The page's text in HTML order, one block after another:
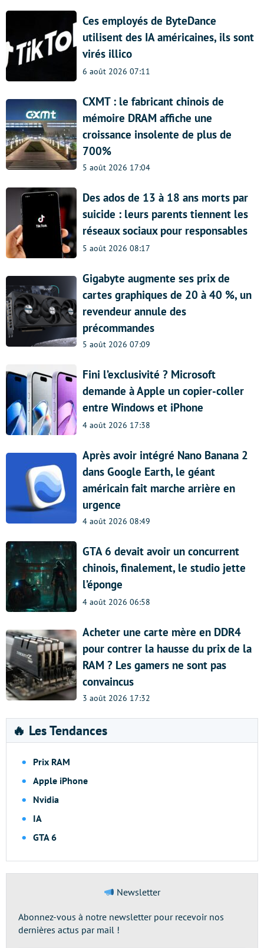
Ces employés de ByteDance
utilisent des IA américaines, ils sont
virés illico
6 août 2026 07:11
CXMT : le fabricant chinois de
mémoire DRAM affiche une
croissance insolente de plus de
700%
5 août 2026 17:04
Des ados de 13 à 18 ans morts par
suicide : leurs parents tiennent les
réseaux sociaux pour responsables
5 août 2026 08:17
Gigabyte augmente ses prix de
cartes graphiques de 20 à 40 %, un
revendeur annule des
précommandes
5 août 2026 07:09
Fini l’exclusivité ? Microsoft
demande à Apple un copier-coller
entre Windows et iPhone
4 août 2026 17:38
Après avoir intégré Nano Banana 2
dans Google Earth, le géant
américain fait marche arrière en
urgence
4 août 2026 08:49
GTA 6 devait avoir un concurrent
chinois, finalement, le studio jette
l’éponge
4 août 2026 06:58
Acheter une carte mère en DDR4
pour contrer la hausse du prix de la
RAM ? Les gamers ne sont pas
convaincus
3 août 2026 17:32
🔥 Les Tendances
Prix RAM
Apple iPhone
Nvidia
IA
GTA 6
Newsletter
Abonnez-vous à notre newsletter pour recevoir nos
dernières actus par mail !